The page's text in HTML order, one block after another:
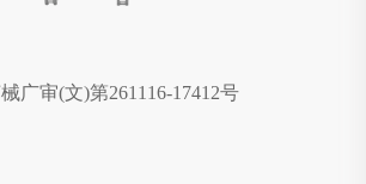
广审(文)第261116-17412号